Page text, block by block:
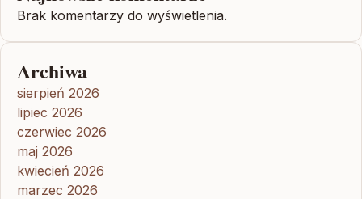
Brak komentarzy do wyświetlenia.
Archiwa
sierpień 2026
lipiec 2026
czerwiec 2026
maj 2026
kwiecień 2026
marzec 2026